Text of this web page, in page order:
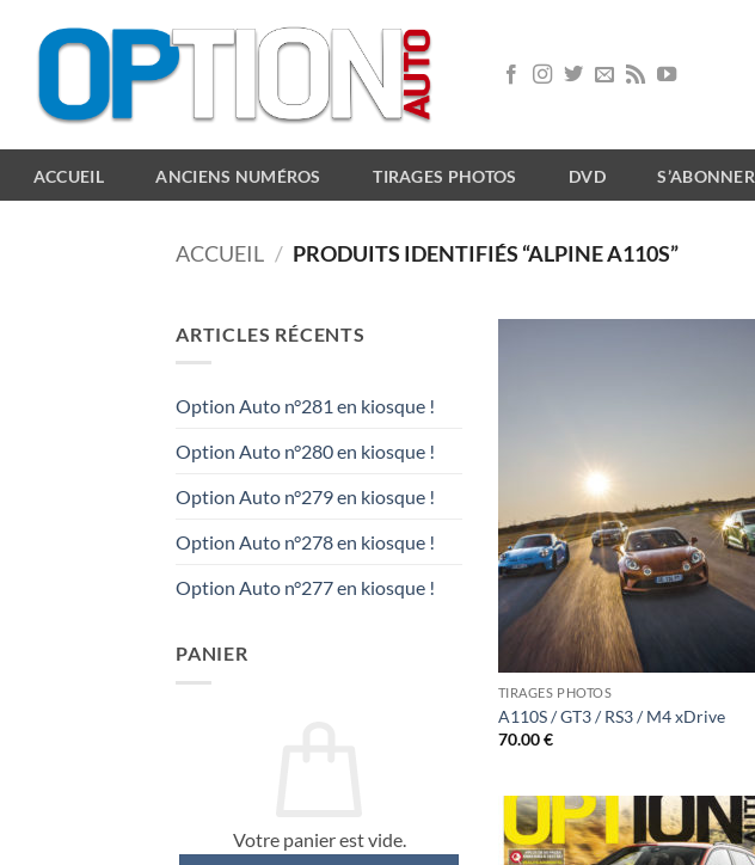
ACCUEIL ANCIENS NUMÉROS TIRAGES PHOTOS DVD S’ABONNER
ACCUEIL / PRODUITS IDENTIFIÉS “ALPINE A110S”
ARTICLES RÉCENTS
Option Auto n°281 en kiosque !
Option Auto n°280 en kiosque !
Option Auto n°279 en kiosque !
Option Auto n°278 en kiosque !
Option Auto n°277 en kiosque !
PANIER
Votre panier est vide.
TIRAGES PHOTOS
A110S / GT3 / RS3 / M4 xDrive
70.00€